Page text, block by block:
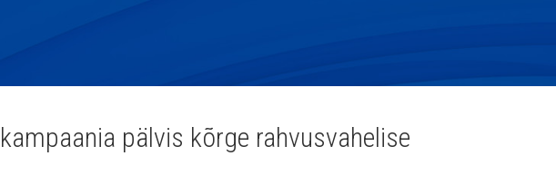
pälvis kõrge rahvusvahelise